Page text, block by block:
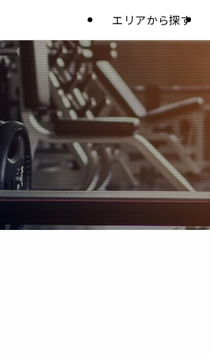
エリアから探す